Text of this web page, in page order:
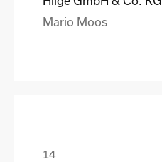
Mario Moos